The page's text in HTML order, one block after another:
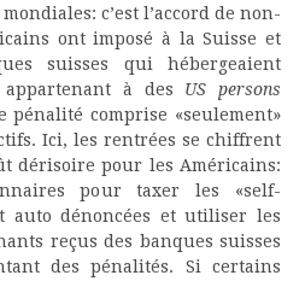
c’est l’accord de non-
ont imposé à la Suisse et
suisses qui hébergeaient
à des US persons
pénalité comprise «seulement»
Ici, les rentrées se chiffrent
dérisoire pour les Américains:
pour taxer les «self-
auto dénoncées et utiliser les
reçus des banques suisses
des pénalités. Si certains